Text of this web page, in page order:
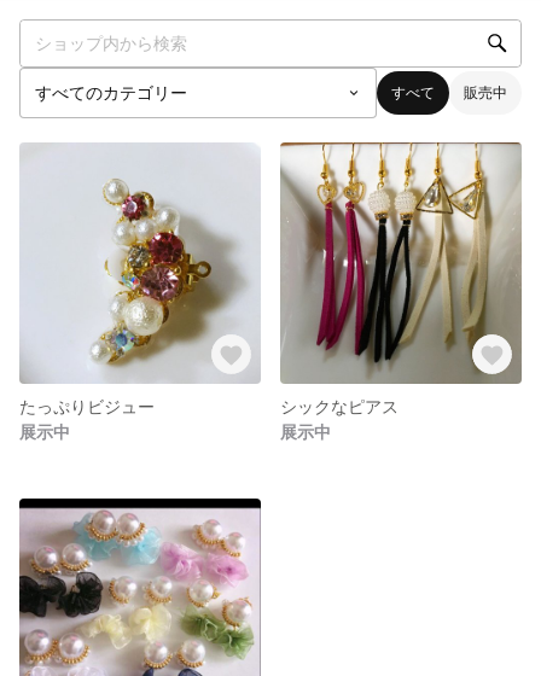
すべて 販売中
たっぷりビジュー
展示中
シックなピアス
展示中